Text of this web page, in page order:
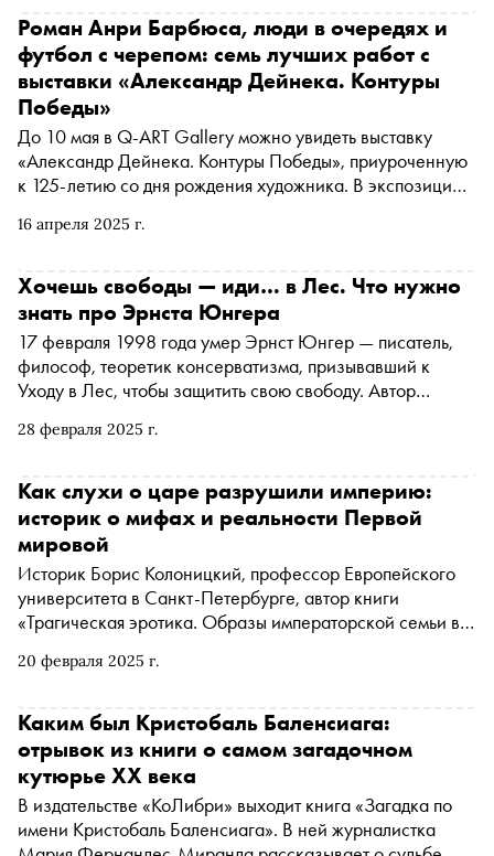
16 апреля 2025 г.
Роман Анри Барбюса, люди в очередях и
футбол с черепом: семь лучших работ с
выставки «Александр Дейнека. Контуры
Победы»
До 10 мая в Q-ART Gallery можно увидеть выставку
«Александр Дейнека. Контуры Победы», приуроченную
к 125-летию со дня рождения художника. В экспозицию
семейного собрания художника. Куратор выставки и
«Снобу» об экспонатах, на которые стоит обратить
особое внимание
28 февраля 2025 г.
Хочешь свободы — иди… в Лес. Что нужно
знать про Эрнста Юнгера
17 февраля 1998 года умер Эрнст Юнгер — писатель,
философ, теоретик консерватизма, призывавший к
Уходу в Лес, чтобы защитить свою свободу. Автор
Александром Чанцевым о том, что значит Уйти в Лес,
власти, был ли Юнгер фашистом, чем он похож на
Николая Гумилева и чему научил Юрия Мамлеева
20 февраля 2025 г.
Как слухи о царе разрушили империю:
историк о мифах и реальности Первой
мировой
Историк Борис Колоницкий, профессор Европейского
университета в Санкт-Петербурге, автор книги
«Трагическая эротика. Образы императорской семьи в
о Николае II и Александре Федоровне подорвали
«забытой» войной и как личные воспоминания помогают
понять историю
Каким был Кристобаль Баленсиага:
отрывок из книги о самом загадочном
кутюрье XX века
В издательстве «КоЛибри» выходит книга «Загадка по
имени Кристобаль Баленсиага». В ней журналистка